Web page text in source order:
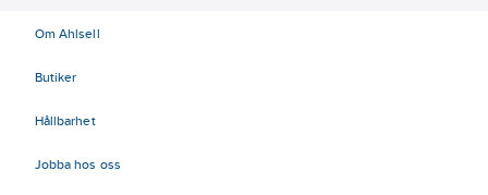
Om Ahlsell
Butiker
Hållbarhet
Jobba hos oss